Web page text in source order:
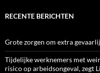
RECENTE BERICHTEN
Grote zorgen om extra
Tijdelijke werknemers met
risico op arbeidsongeval, zegt